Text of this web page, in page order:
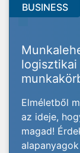
BUSINESS
Elméletből
az ideje,
magad!